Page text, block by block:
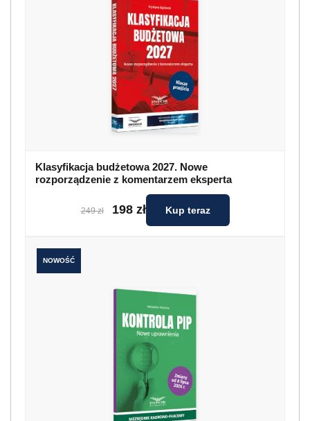
Klasyfikacja budżetowa 2027. Nowe
rozporządzenie z komentarzem eksperta
249 zł 198 zł Kup teraz
NOWOŚĆ